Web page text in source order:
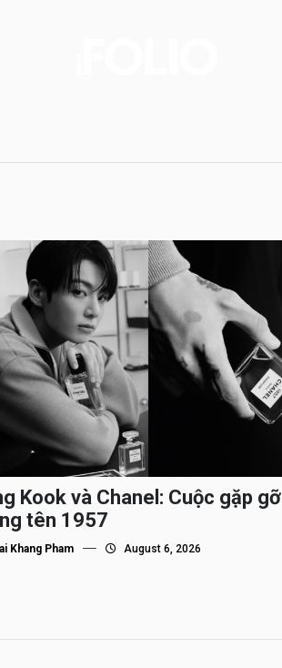
Kook và Chanel: Cuộc gặp gỡ
tên 1957
Khang Pham August 6, 2026